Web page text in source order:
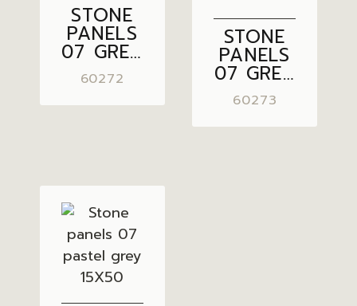
STONE
PANELS
07 GREY
15X50
60272
STONE
PANELS
07 GREY
BROWN
15X50
60273